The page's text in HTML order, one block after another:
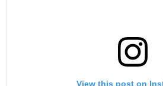
View this post on